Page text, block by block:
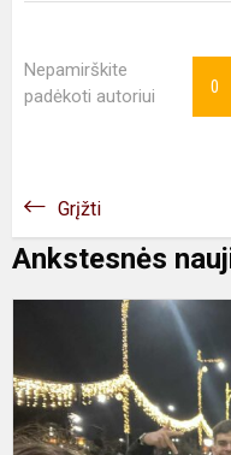
Nepamirškite
padėkoti autoriui
0
Grįžti
Ankstesnės